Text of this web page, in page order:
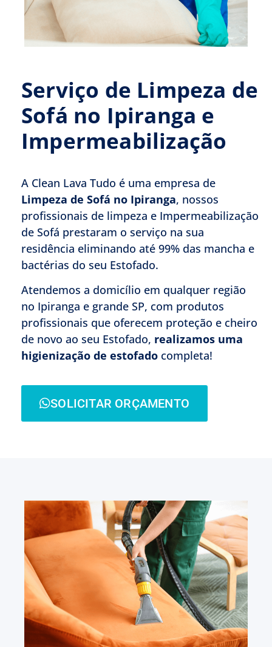
Serviço de Limpeza de
Sofá no Ipiranga e
Impermeabilização
A Clean Lava Tudo é uma empresa de
Limpeza de Sofá no Ipiranga, nossos
profissionais de limpeza e Impermeabilização
de Sofá prestaram o serviço na sua
residência eliminando até 99% das mancha e
bactérias do seu Estofado.
Atendemos a domicílio em qualquer região
no Ipiranga e grande SP, com produtos
profissionais que oferecem proteção e cheiro
de novo ao seu Estofado, realizamos uma
higienização de estofado completa!
SOLICITAR ORÇAMENTO